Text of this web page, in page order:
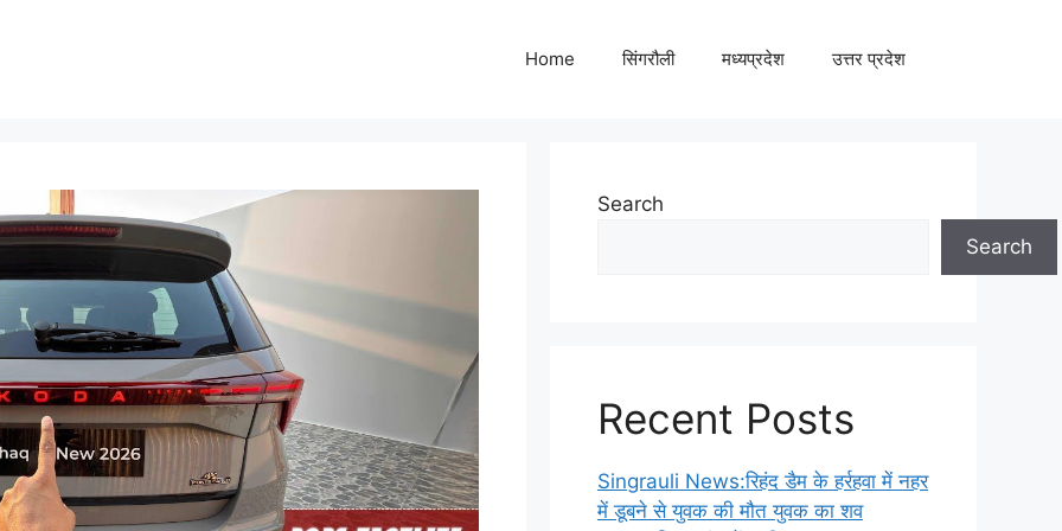
Home सिंगरौली मध्यप्रदेश उत्तर प्रदेश
Search
Search
Recent Posts
Singrauli News:रिहंद डैम के हर्रहवा में नहर
में डूबने से युवक की मौत युवक का शव